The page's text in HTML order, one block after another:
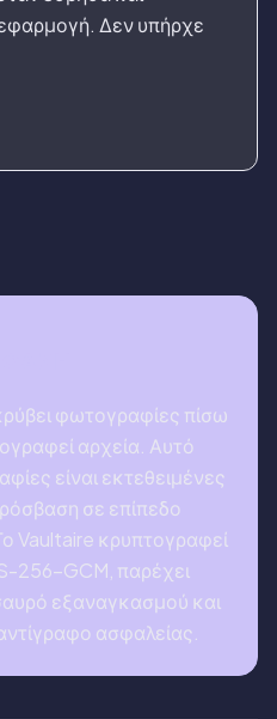
Δεν υπήρχε
φωτογραφίες πίσω
αρχεία. Αυτό
είναι εκτεθειμένες
σε επίπεδο
Vaultaire κρυπτογραφεί
256-GCM, παρέχει
εξαναγκασμού και
ασφαλείας.